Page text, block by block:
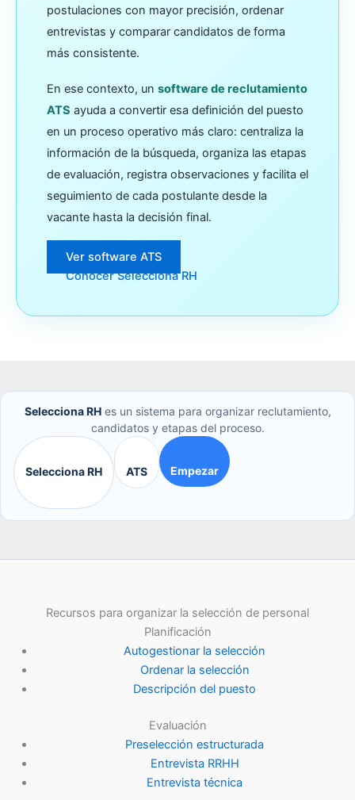
postulaciones con mayor precisión, ordenar
entrevistas y comparar candidatos de forma
más consistente.
En ese contexto, un software de reclutamiento
ATS ayuda a convertir esa definición del puesto
en un proceso operativo más claro: centraliza la
información de la búsqueda, organiza las etapas
de evaluación, registra observaciones y facilita el
seguimiento de cada postulante desde la
vacante hasta la decisión final.
Ver software ATS
Conocer Selecciona RH
Selecciona RHes un sistema para organizar reclutamiento,
candidatos y etapas del proceso.
Selecciona RH ATS Empezar
Recursos para organizar la selección de personal
Planificación
Autogestionar la selección
Ordenar la selección
Descripción del puesto
Evaluación
Preselección estructurada
Entrevista RRHH
Entrevista técnica